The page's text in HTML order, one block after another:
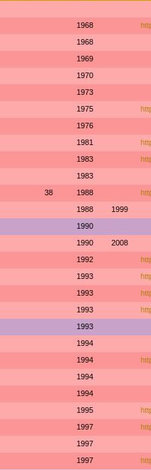
1968
1968
1969
1970
1973
1975
1976
1981
1983
1983
38 1988
1988 1999
1990
1990 2008
1992
1993
1993
1993
1993
1994
1994
1994
1994
1995
1997
1997
1997